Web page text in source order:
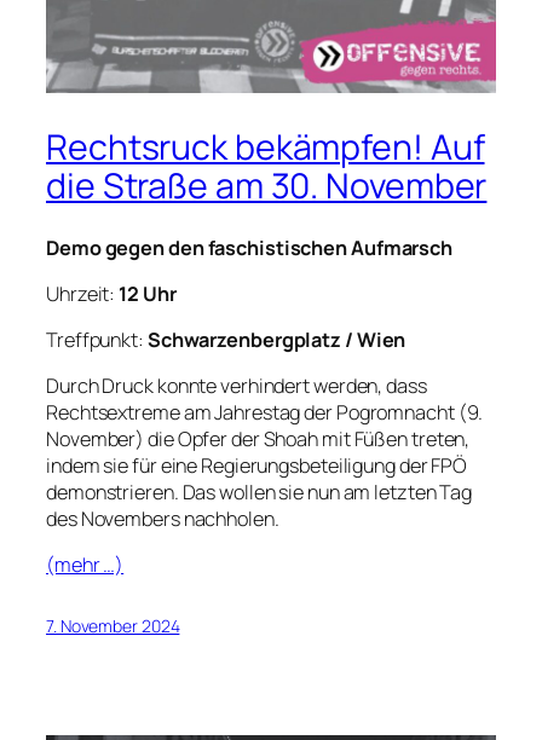
Rechtsruck bekämpfen! Auf
die Straße am 30. November
Demo gegen den faschistischen Aufmarsch
Uhrzeit: 12 Uhr
Treffpunkt: Schwarzenbergplatz / Wien
Durch Druck konnte verhindert werden, dass
Rechtsextreme am Jahrestag der Pogromnacht (9.
November) die Opfer der Shoah mit Füßen treten,
indem sie für eine Regierungsbeteiligung der FPÖ
demonstrieren. Das wollen sie nun am letzten Tag
des Novembers nachholen.
(mehr …)
7. November 2024